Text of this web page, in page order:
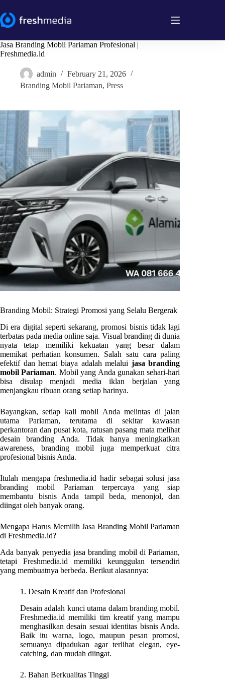
to
content
Jasa Branding Mobil Pariaman Profesional |
Freshmedia.id
admin
February 21, 2026
Branding Mobil Pariaman, Press
Branding Mobil: Strategi Promosi yang Selalu Bergerak
Di era digital seperti sekarang, promosi bisnis tidak lagi
terbatas pada media online saja. Visual branding di dunia
nyata tetap memiliki kekuatan yang besar dalam
memikat perhatian konsumen. Salah satu cara paling
efektif dan hemat biaya adalah melalui jasa branding
mobil Pariaman. Mobil yang Anda gunakan sehari-hari
bisa disulap menjadi media iklan berjalan yang
menjangkau ribuan orang setiap harinya.
Bayangkan, setiap kali mobil Anda melintas di jalan
utama Pariaman, terutama di sekitar kawasan
perkantoran dan pusat kota, ratusan pasang mata melihat
desain branding Anda. Tidak hanya meningkatkan
awareness, branding mobil juga memperkuat citra
profesional bisnis Anda.
Itulah mengapa freshmedia.id hadir sebagai solusi jasa
branding mobil Pariaman terpercaya yang siap
membantu bisnis Anda tampil beda, menonjol, dan
diingat oleh banyak orang.
Mengapa Harus Memilih Jasa Branding Mobil Pariaman
di Freshmedia.id?
Ada banyak penyedia jasa branding mobil di Pariaman,
tetapi Freshmedia.id memiliki keunggulan tersendiri
yang membuatnya berbeda. Berikut alasannya:
1. Desain Kreatif dan Profesional
Desain adalah kunci utama dalam branding mobil.
Freshmedia.id memiliki tim kreatif yang mampu
menghasilkan desain sesuai identitas bisnis Anda.
Baik itu warna, logo, maupun pesan promosi,
semuanya dipadukan agar terlihat elegan, eye-
catching, dan mudah diingat.
2. Bahan Berkualitas Tinggi